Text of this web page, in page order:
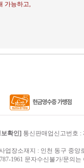
가능하고,
확인] 통신판매업신고번호 :
사업장소재지 : 인천 동구 중앙
1961 문자수신불가/문의는